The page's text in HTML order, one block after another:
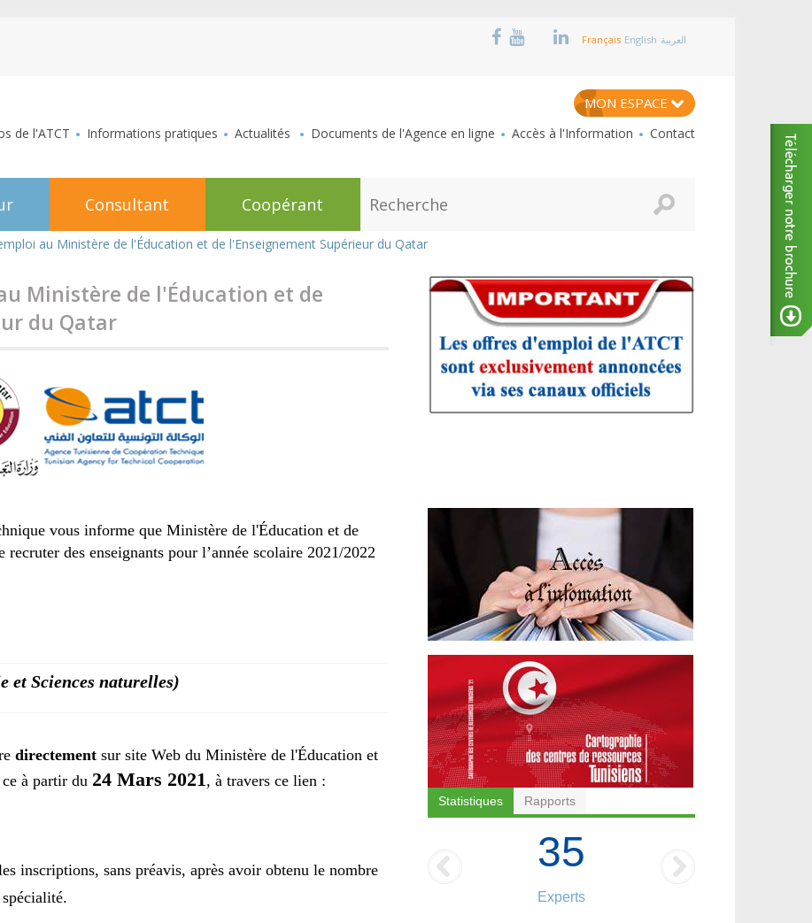
Français English العربية
MON ESPACE
de l'ATCT Informations pratiques Actualités Documents de l'Agence en ligne Accès à l'Information Contact
Consultant Coopérant e
e
au Ministère de l'Éducation et de l'Enseignement Supérieur du Qatar
Ministère de l'Éducation et de
du Qatar
vous informe que Ministère de l'Éducation et de
des enseignants pour l’année scolaire 2021/2022
et Sciences naturelles)
directement sur site Web du Ministère de l'Éducation et
à partir du 24 Mars 2021, à travers ce lien :
inscriptions, sans préavis, après avoir obtenu le nombre
Statistiques Rapports
35
Experts